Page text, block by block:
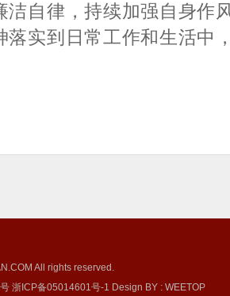
洁自律，持续加强自身作
落实到日常工作和生活中
All rights reserved.
浙ICP备05014601号-1 Design BY : WEETOP